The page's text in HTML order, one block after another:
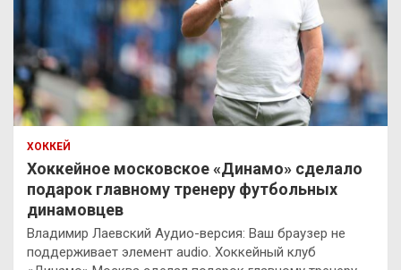
ХОККЕЙ
Хоккейное московское «Динамо» сделало
подарок главному тренеру футбольных
динамовцев
Владимир Лаевский Аудио-версия: Ваш браузер не
поддерживает элемент audio. Хоккейный клуб